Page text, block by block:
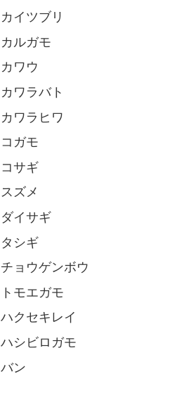
カイツブリ
カルガモ
カワウ
カワラバト
カワラヒワ
コガモ
コサギ
スズメ
ダイサギ
タシギ
チョウゲンボウ
トモエガモ
ハクセキレイ
ハシビロガモ
バン